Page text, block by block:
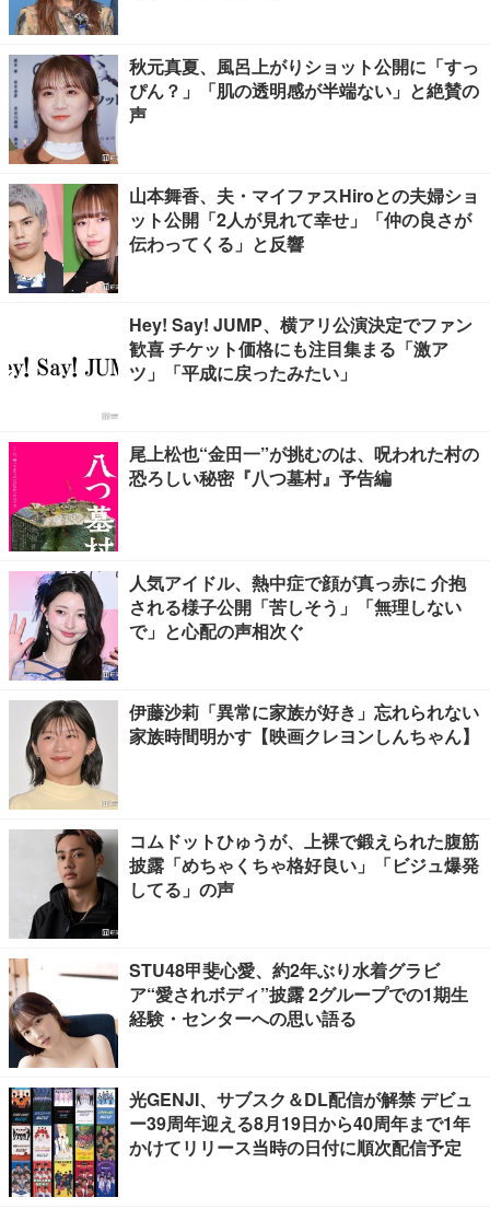
秋元真夏、風呂上がりショット公開に「すっ
ぴん？」「肌の透明感が半端ない」と絶賛の
声
山本舞香、夫・マイファスHiroとの夫婦ショ
ット公開「2人が見れて幸せ」「仲の良さが
伝わってくる」と反響
Hey! Say! JUMP、横アリ公演決定でファン
歓喜 チケット価格にも注目集まる「激ア
ツ」「平成に戻ったみたい」
尾上松也“金田一”が挑むのは、呪われた村の
恐ろしい秘密『八つ墓村』予告編
人気アイドル、熱中症で顔が真っ赤に 介抱
される様子公開「苦しそう」「無理しない
で」と心配の声相次ぐ
伊藤沙莉「異常に家族が好き」忘れられない
家族時間明かす【映画クレヨンしんちゃん】
コムドットひゅうが、上裸で鍛えられた腹筋
披露「めちゃくちゃ格好良い」「ビジュ爆発
してる」の声
STU48甲斐心愛、約2年ぶり水着グラビ
ア“愛されボディ”披露 2グループでの1期生
経験・センターへの思い語る
光GENJI、サブスク＆DL配信が解禁 デビュ
ー39周年迎える8月19日から40周年まで1年
かけてリリース当時の日付に順次配信予定